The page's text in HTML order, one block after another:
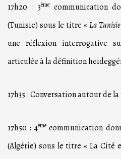
17h20 : 3ème communication
(Tunisie) sous le titre « La
une réflexion interrogative
articulée à la définition
17h35 : Conversation autour de la
17h50 : 4èmecommunication
(Algérie) sous le titre « La Cité